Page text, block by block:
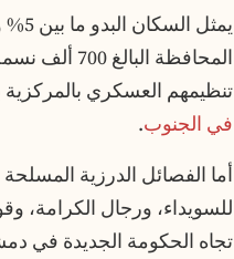
المحافظة
تنظيمهم العسكري بالمركزية
في الجنوب.
أما الفصائل الدرزية
للسويداء، ورجال الكرامة،
تجاه الحكومة الجديدة في